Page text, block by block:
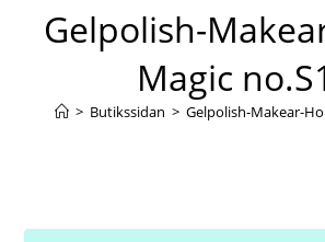
Gelpolish-
Magic
> Butikssidan > Gelpolish-Makear-